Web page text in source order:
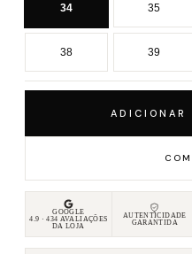
34 35
38 39
ADICIONAR
GOOGLE
4.9 · 434 AVALIAÇÕES
DA LOJA
AUTENTICIDADE
GARANTIDA